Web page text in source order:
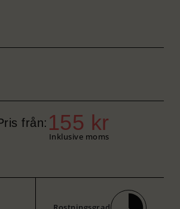
från: 155 kr
Inklusive moms